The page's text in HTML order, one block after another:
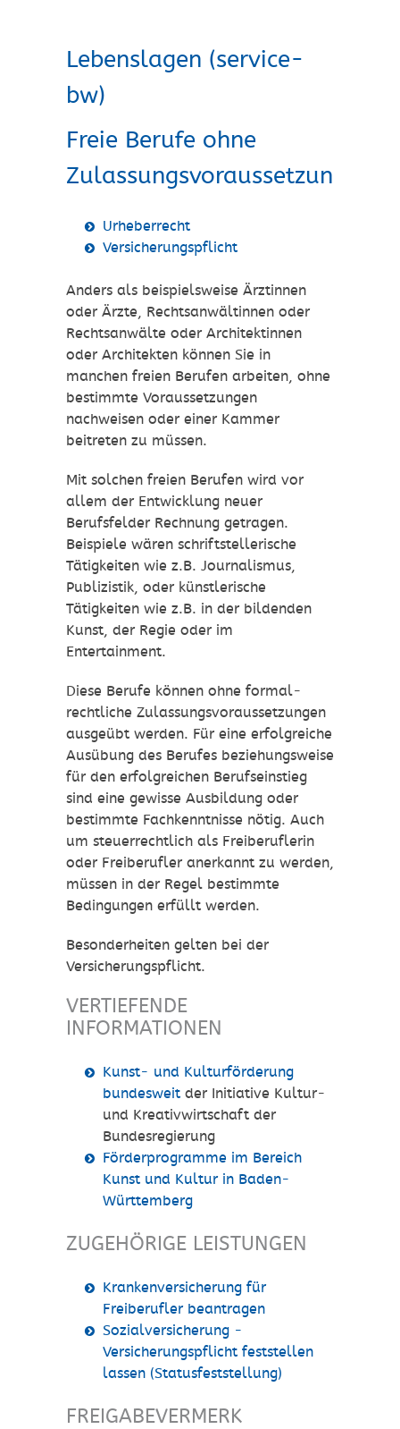
Lebenslagen (service-
bw)
Freie Berufe ohne
Zulassungsvoraussetzungen
Urheberrecht
Versicherungspflicht
Anders als beispielsweise Ärztinnen
oder Ärzte, Rechtsanwältinnen oder
Rechtsanwälte oder Architektinnen
oder Architekten können Sie in
manchen freien Berufen arbeiten, ohne
bestimmte Voraussetzungen
nachweisen oder einer Kammer
beitreten zu müssen.
Mit solchen freien Berufen wird vor
allem der Entwicklung neuer
Berufsfelder Rechnung getragen.
Beispiele wären schriftstellerische
Tätigkeiten wie z.B. Journalismus,
Publizistik, oder künstlerische
Tätigkeiten wie z.B. in der bildenden
Kunst, der Regie oder im
Entertainment.
Diese Berufe können ohne formal-
rechtliche Zulassungsvoraussetzungen
ausgeübt werden. Für eine erfolgreiche
Ausübung des Berufes beziehungsweise
für den erfolgreichen Berufseinstieg
sind eine gewisse Ausbildung oder
bestimmte Fachkenntnisse nötig. Auch
um steuerrechtlich als Freiberuflerin
oder Freiberufler anerkannt zu werden,
müssen in der Regel bestimmte
Bedingungen erfüllt werden.
Besonderheiten gelten bei der
Versicherungspflicht.
VERTIEFENDE
INFORMATIONEN
Kunst- und Kulturförderung
bundesweitder Initiative Kultur-
und Kreativwirtschaft der
Bundesregierung
Förderprogramme im Bereich
Kunst und Kultur in Baden-
Württemberg
ZUGEHÖRIGE LEISTUNGEN
Krankenversicherung für
Freiberufler beantragen
Sozialversicherung -
Versicherungspflicht feststellen
lassen (Statusfeststellung)
FREIGABEVERMERK